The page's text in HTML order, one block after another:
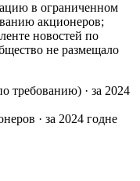
в ограниченном
акционеров;
новостей по
не размещало
требованию) · за 2024
· за 2024 годне